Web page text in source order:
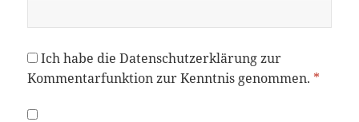
Ich habe dieDatenschutzerklärungzur
Kommentarfunktion zur Kenntnis genommen. *